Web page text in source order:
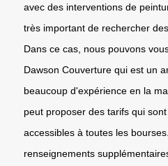
avec des interventions de
très important de rechercher
Dans ce cas, nous pouvons
Dawson Couverture qui est un
beaucoup d'expérience en la
peut proposer des tarifs qui
accessibles à toutes les
renseignements